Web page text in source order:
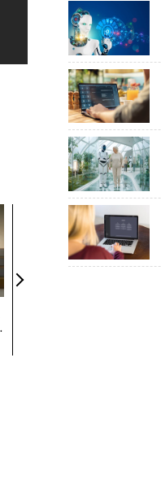
革新は下山で生まれる─
─レクサスが新型TZとE
Sに込めた「DISCOVE
R」の哲学